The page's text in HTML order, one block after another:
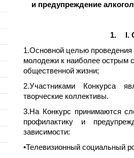
и предупреждение
1. .
1.Основной целью проведения
молодежи к наиболее острым
общественной жизни;
2.Участниками Конкурса
творческие коллективы.
3.На Конкурс принимаются
профилактику и
зависимости:
•Телевизионный социальный